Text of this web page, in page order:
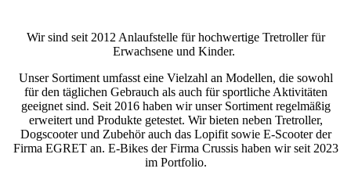
Wir sind seit 2012 Anlaufstelle für hochwertige Tretroller für
Erwachsene und Kinder.
Unser Sortiment umfasst eine Vielzahl an Modellen, die sowohl
für den täglichen Gebrauch als auch für sportliche Aktivitäten
geeignet sind. Seit 2016 haben wir unser Sortiment regelmäßig
erweitert und Produkte getestet. Wir bieten neben Tretroller,
Dogscooter und Zubehör auch das Lopifit sowie E-Scooter der
Firma EGRET an. E-Bikes der Firma Crussis haben wir seit 2023
im Portfolio.